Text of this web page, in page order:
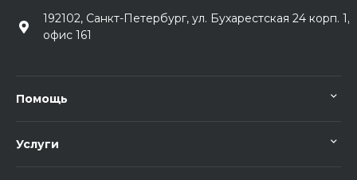
192102, Санкт-Петербург, ул. Бухарестская 24 корп. 1,
офис 161
Помощь
Услуги